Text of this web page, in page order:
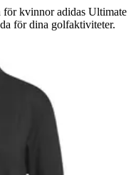
för kvinnor adidas Ultimate
för dina golfaktiviteter.